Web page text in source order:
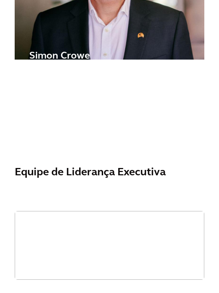
Simon Crowe
Equipe de Liderança Executiva